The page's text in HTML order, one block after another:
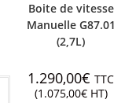
Boite de vitesse
Manuelle G87.01
(2,7L)
1.290,00€ TTC
(1.075,00€HT)